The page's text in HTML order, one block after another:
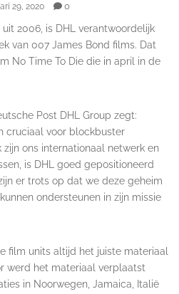
29, 2020 0
2006, is DHL verantwoordelijk
van 007 James Bond films. Dat
No Time To Die die in april in de
Post DHL Group zegt:
cruciaal voor blockbuster
ons internationaal netwerk en
is DHL goed gepositioneerd
er trots op dat we deze geheim
ondersteunen in zijn missie
film units altijd het juiste materiaal
werd het materiaal verplaatst
in Noorwegen, Jamaica, Italië